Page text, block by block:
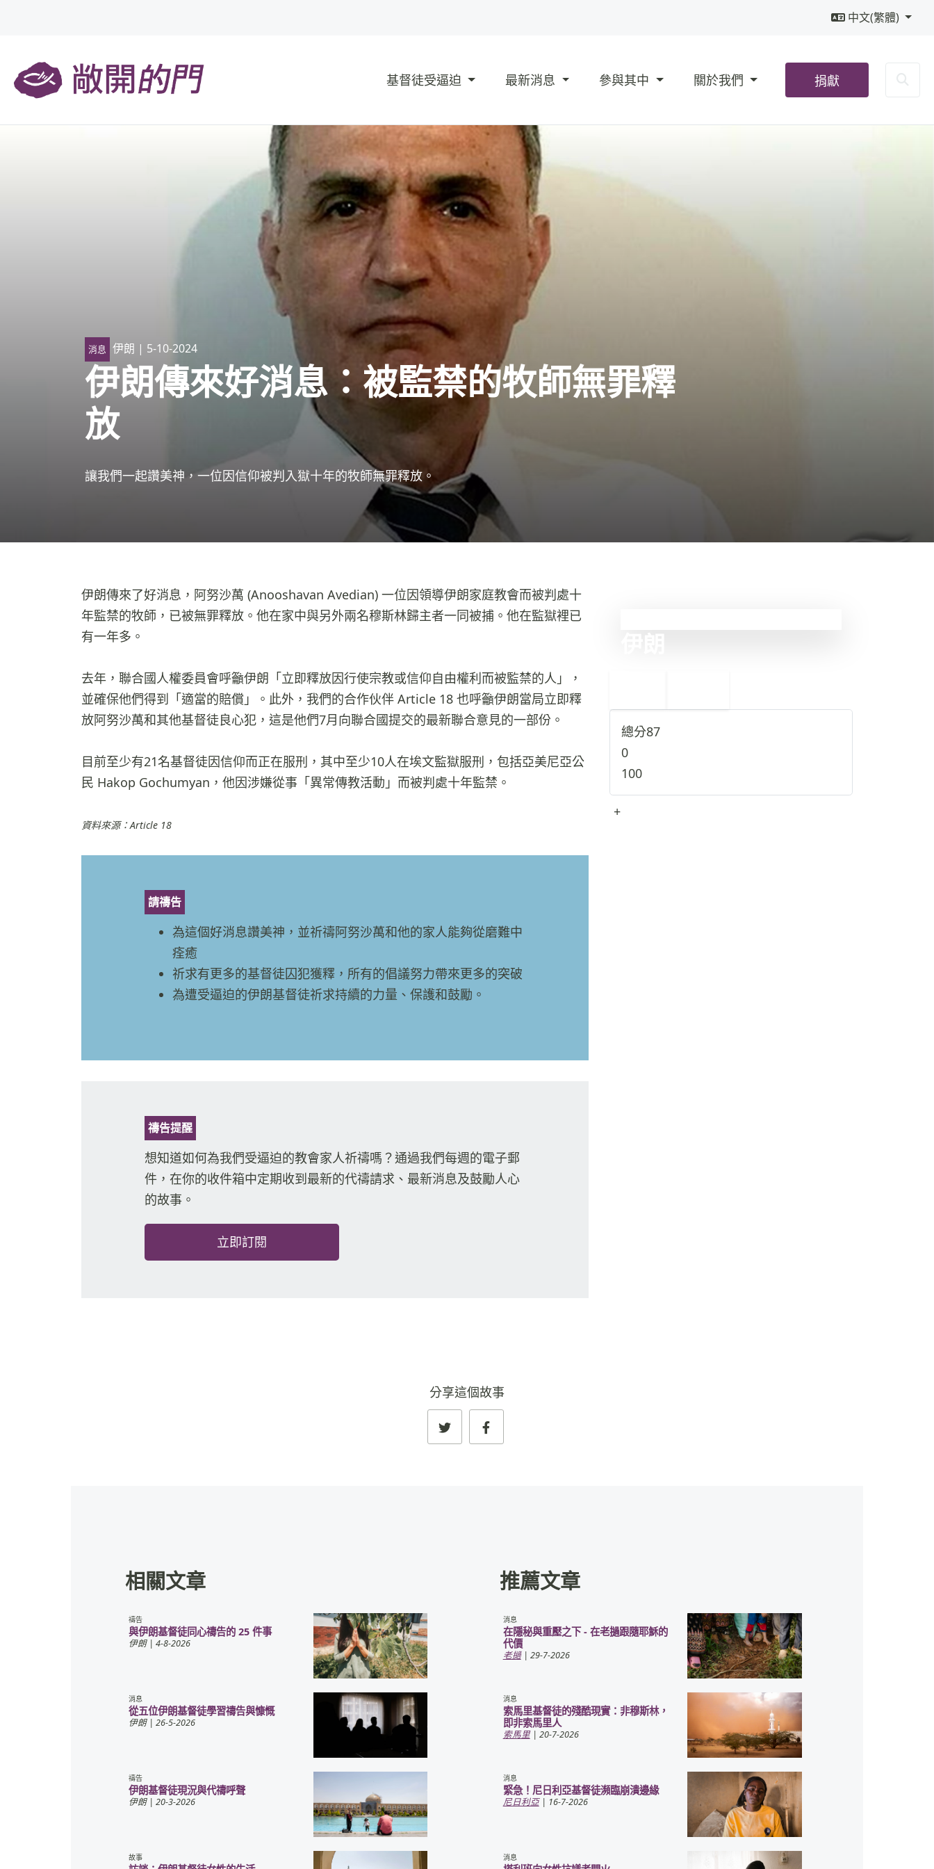
中文(繁體)
基督徒受逼迫 最新消息 參與其中 關於我們 捐獻
消息 伊朗 | 5-10-2024
伊朗傳來好消息：被監禁的牧師無罪釋
放
讓我們一起讚美神，一位因信仰被判入獄十年的牧師無罪釋放。
伊朗傳來了好消息，阿努沙萬 (Anooshavan Avedian) 一位因領導伊朗家庭教會而被判處十
年監禁的牧師，已被無罪釋放。他在家中與另外兩名穆斯林歸主者一同被捕。他在監獄裡已
有一年多。
去年，聯合國人權委員會呼籲伊朗「立即釋放因行使宗教或信仰自由權利而被監禁的人」，
並確保他們得到「適當的賠償」。此外，我們的合作伙伴 Article 18 也呼籲伊朗當局立即釋
放阿努沙萬和其他基督徒良心犯，這是他們7月向聯合國提交的最新聯合意見的一部份。
目前至少有21名基督徒因信仰而正在服刑，其中至少10人在埃文監獄服刑，包括亞美尼亞公
民 Hakop Gochumyan，他因涉嫌從事「異常傳教活動」而被判處十年監禁。
資料來源：Article 18
請禱告
為這個好消息讚美神，並祈禱阿努沙萬和他的家人能夠從磨難中
痊癒
祈求有更多的基督徒囚犯獲釋，所有的倡議努力帶來更多的突破
為遭受逼迫的伊朗基督徒祈求持續的力量、保護和鼓勵。
禱告提醒
想知道如何為我們受逼迫的教會家人祈禱嗎？通過我們每週的電子郵
件，在你的收件箱中定期收到最新的代禱請求、最新消息及鼓勵人心
的故事。
立即訂閱
總分87
0
100
+
分享這個故事
相關文章
禱告
與伊朗基督徒同心禱告的 25 件事
伊朗| 4-8-2026
消息
從五位伊朗基督徒學習禱告與慷慨
伊朗| 26-5-2026
禱告
伊朗基督徒現況與代禱呼聲
伊朗| 20-3-2026
故事
推薦文章
消息
在隱秘與重壓之下 - 在老撾跟隨耶穌的
代價
老撾| 29-7-2026
消息
索馬里基督徒的殘酷現實：非穆斯林，
即非索馬里人
索馬里| 20-7-2026
消息
緊急！尼日利亞基督徒瀕臨崩潰邊緣
尼日利亞| 16-7-2026
消息